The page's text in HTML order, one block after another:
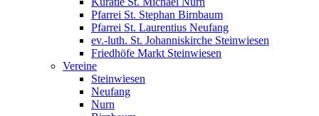
Pfarrei St. Stephan Birnbaum
Pfarrei St. Laurentius Neufang
ev.-luth. St. Johanniskirche Steinwiesen
Friedhöfe Markt Steinwiesen
Vereine
Steinwiesen
Neufang
Nurn